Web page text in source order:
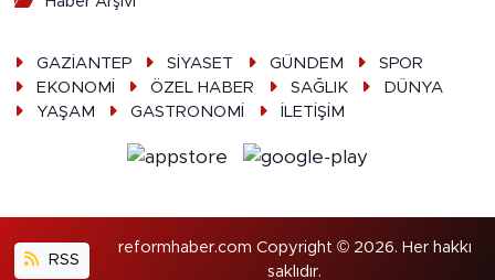
GAZİANTEP SİYASET GÜNDEM
SPOR
EKONOMİ
ÖZEL HABER SAĞLIK
DÜNYA
YAŞAM
GASTRONOMİ İLETİŞİM
RSS
reformhaber.com Copyright © 2026. Her hakkı
saklıdır.